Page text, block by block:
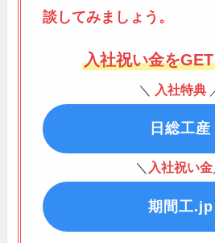
談してみましょう。
入社祝い金を
＼ 入社特典
日総工産
＼ 入社祝い金
期間工.jp